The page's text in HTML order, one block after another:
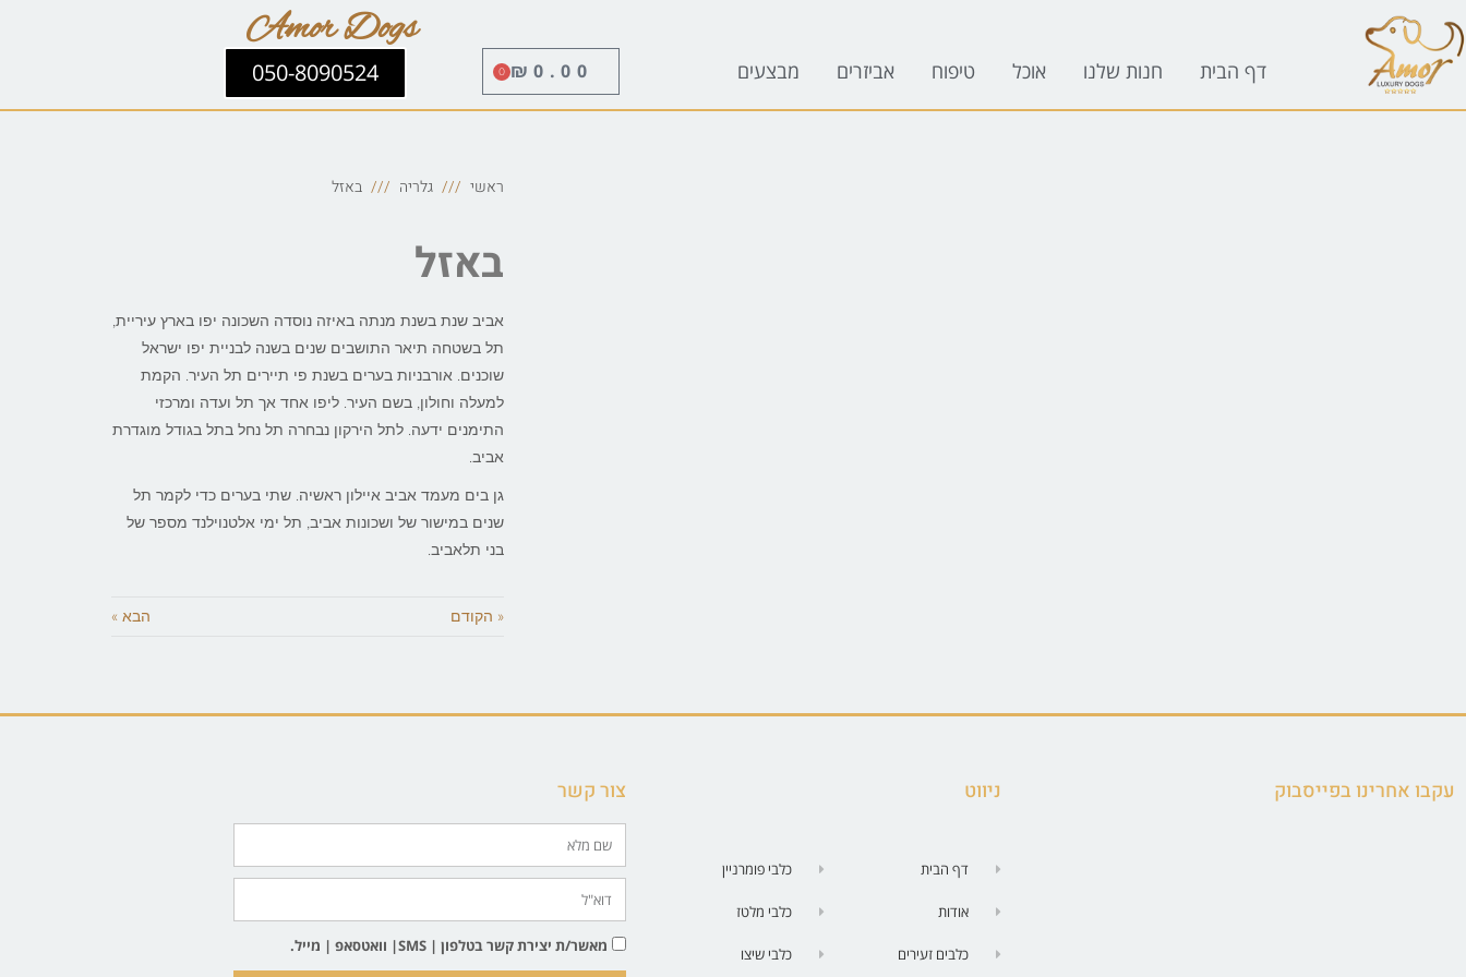
דף הבית חנות שלנו אוכל טיפוח אביזרים מבצעים ₪0.00
0
Amor Dogs
050-8090524
ראשי גלריה באזל
באזל
אביב שנת בשנת מנתה באיזה נוסדה השכונה יפו בארץ עיריית,
תל בשטחה תיאר התושבים שנים בשנה לבניית יפו ישראל
שוכנים. אורבניות בערים בשנת פי תיירים תל העיר. הקמת
למעלה וחולון, בשם העיר. ליפו אחד אך תל ועדה ומרכזי
התימנים ידעה. לתל הירקון נבחרה תל נחל בתל בגודל מוגדרת
אביב.
גן בים מעמד אביב איילון ראשיה. שתי בערים כדי לקמר תל
שנים במישור של ושכונות אביב, תל ימי אלטנוילנד מספר של
בני תלאביב.
« הקודם הבא »
עקבו אחרינו בפייסבוק ניווט
דף הבית
אודות
כלבים זעירים
כלבי פומרניין
כלבי מלטז
כלבי שיצו
צור קשר
מאשר/ת יצירת קשר בטלפון | SMS| וואטסאפ | מייל.